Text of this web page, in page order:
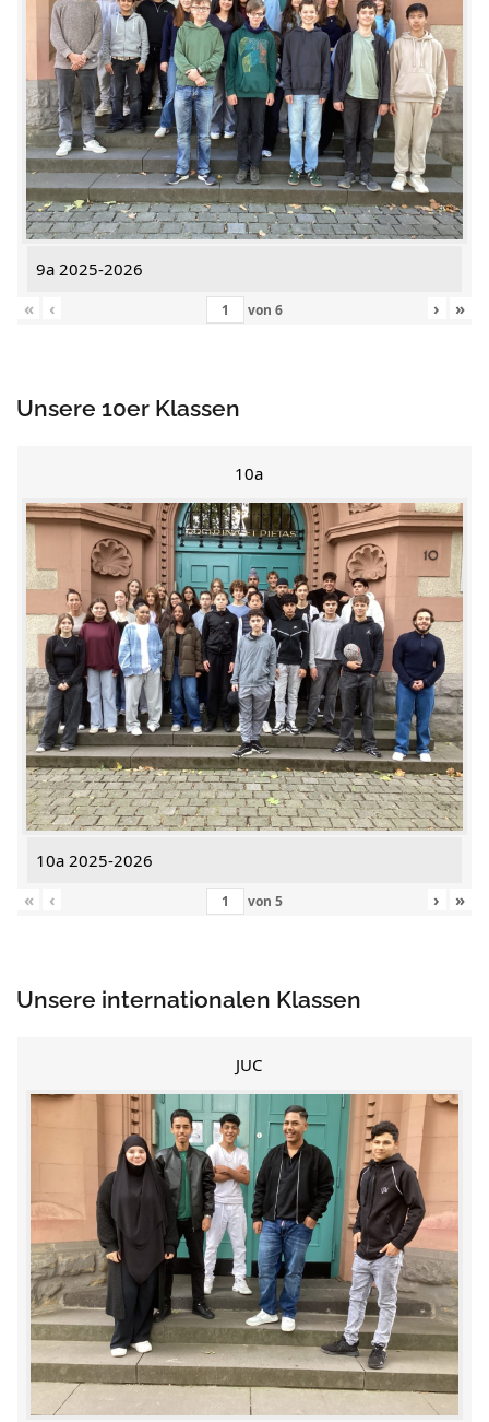
9a 2025-2026
«
‹ von 6 › »
Unsere 10er Klassen
10a
10a 2025-2026
«
‹ von 5 › »
Unsere internationalen Klassen
JUC